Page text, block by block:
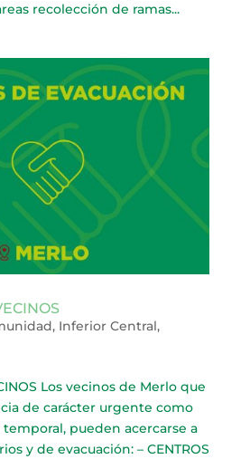
recolección de ramas...
, Inferior Central,
Los vecinos de Merlo que
de carácter urgente como
pueden acercarse a
y de evacuación: – CENTROS